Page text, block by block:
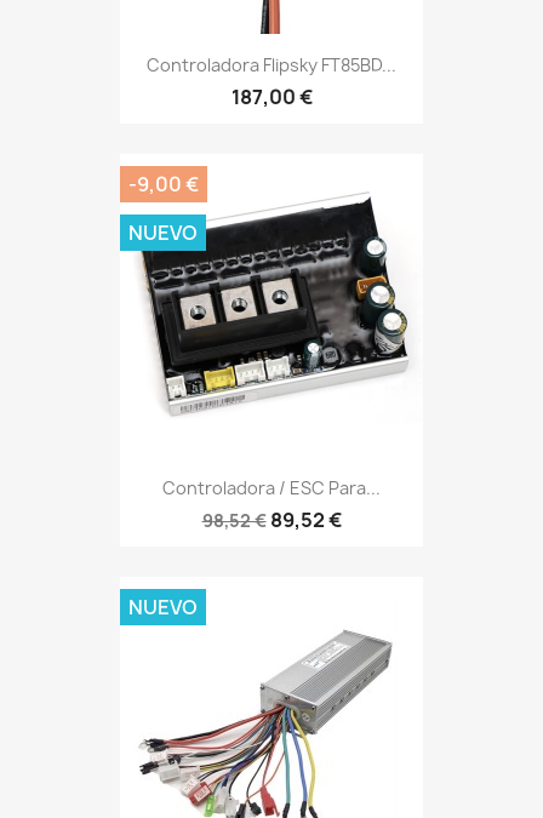
Controladora Flipsky FT85BD...
187,00 €
Controladora / ESC Para...
98,52 € 89,52 €
-9,00 €
NUEVO
NUEVO